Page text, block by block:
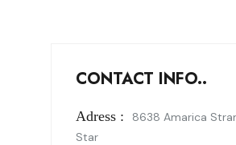
CONTACT INFO..
Adress :
8638 Amarica
Star